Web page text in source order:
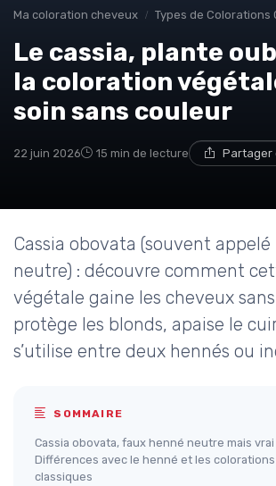
Ma coloration cheveux Types de Colorations
Le cassia, plante
la coloration
soin sans couleur
22 juin 2026 15 min de lecture Partager
Cassia obovata (souvent appelé
neutre) : découvre comment
végétale gaine les cheveux
protège les blonds, apaise le
s’utilise entre deux hennés ou
SOMMAIRE
Cassia obovata, faux henné neutre mais
Différences avec le henné et les
classiques